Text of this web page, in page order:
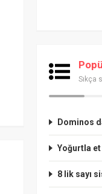
Sıkça
Dominos
Yoğurtla
8 lik sayı